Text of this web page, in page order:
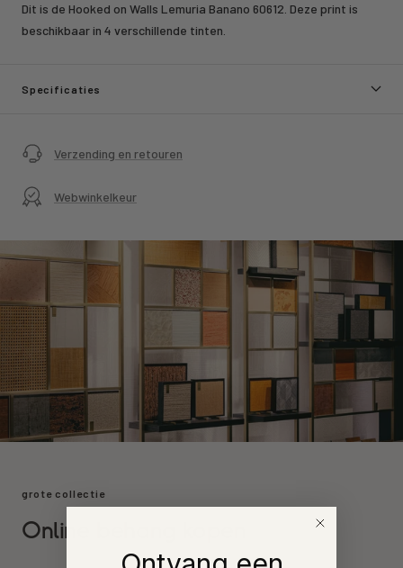
Dit is de Hooked on Walls Lemuria Banano 60612. Deze print is
beschikbaar in 4 verschillende tinten.
Specificaties
Verzending en retouren
Webwinkelkeur
grote collectie
Online behang kopen